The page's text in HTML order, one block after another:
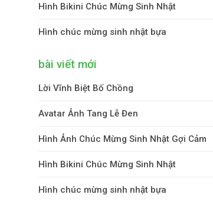
Hình Bikini Chúc Mừng Sinh Nhật
Hình chúc mừng sinh nhật bựa
bài viết mới
Lời Vĩnh Biệt Bố Chồng
Avatar Ảnh Tang Lễ Đen
Hình Ảnh Chúc Mừng Sinh Nhật Gợi Cảm
Hình Bikini Chúc Mừng Sinh Nhật
Hình chúc mừng sinh nhật bựa